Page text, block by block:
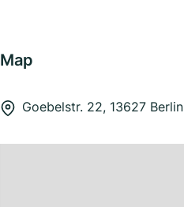
Map
Goebelstr. 22, 13627 Berlin